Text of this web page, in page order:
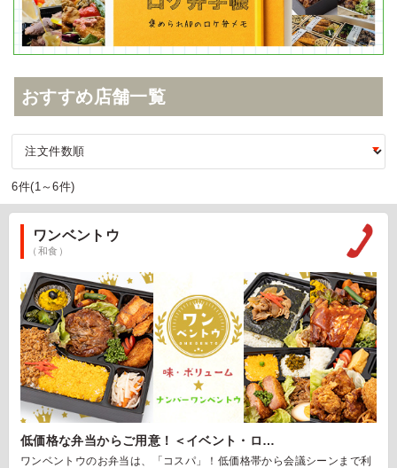
おすすめ店舗一覧
6件(1～6件)
ワンベントウ
（和食）
低価格な弁当からご用意！＜イベント・ロ…
ワンベントウのお弁当は、「コスパ」！低価格帯から会議シーンまで利